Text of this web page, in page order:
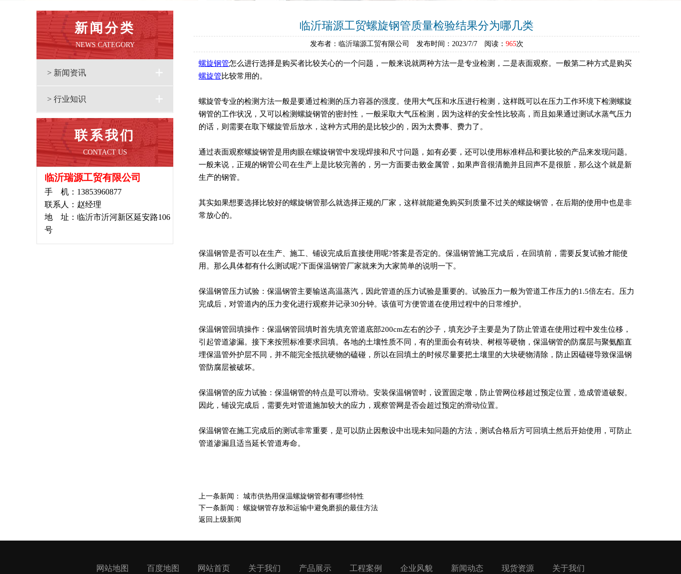
新闻分类
NEWS CATEGORY
> 新闻资讯
> 行业知识
联系我们
CONTACT US
临沂瑞源工贸有限公司
手 机：13853960877
联系人：赵经理
地 址：临沂市沂河新区延安路106
号
临沂瑞源工贸螺旋钢管质量检验结果分为哪几类
发布者：临沂瑞源工贸有限公司 发布时间：2023/7/7 阅读： 965次
螺旋钢管怎么进行选择是购买者比较关心的一个问题，一般来说就两种方法一是专业检测，二是表面观察。一般第二种方式是购买
螺旋管比较常用的。
螺旋管专业的检测方法一般是要通过检测的压力容器的强度。使用大气压和水压进行检测，这样既可以在压力工作环境下检测螺旋
钢管的工作状况，又可以检测螺旋钢管的密封性，一般采取大气压检测，因为这样的安全性比较高，而且如果通过测试水蒸气压力
的话，则需要在取下螺旋管后放水，这种方式用的是比较少的，因为太费事、费力了。
通过表面观察螺旋钢管是用肉眼在螺旋钢管中发现焊接和尺寸问题，如有必要，还可以使用标准样品和要比较的产品来发现问题。
一般来说，正规的钢管公司在生产上是比较完善的，另一方面要击败金属管，如果声音很清脆并且回声不是很脏，那么这个就是新
生产的钢管。
其实如果想要选择比较好的螺旋钢管那么就选择正规的厂家，这样就能避免购买到质量不过关的螺旋钢管，在后期的使用中也是非
常放心的。
保温钢管是否可以在生产、施工、铺设完成后直接使用呢?答案是否定的。保温钢管施工完成后，在回填前，需要反复试验才能使
用。那么具体都有什么测试呢?下面保温钢管厂家就来为大家简单的说明一下。
保温钢管压力试验：保温钢管主要输送高温蒸汽，因此管道的压力试验是重要的。试验压力一般为管道工作压力的1.5倍左右。压力
完成后，对管道内的压力变化进行观察并记录30分钟。该值可方便管道在使用过程中的日常维护。
保温钢管回填操作：保温钢管回填时首先填充管道底部200cm左右的沙子，填充沙子主要是为了防止管道在使用过程中发生位移，
引起管道渗漏。接下来按照标准要求回填。各地的土壤性质不同，有的里面会有砖块、树根等硬物，保温钢管的防腐层与聚氨酯直
埋保温管外护层不同，并不能完全抵抗硬物的磕碰，所以在回填土的时候尽量要把土壤里的大块硬物清除，防止因磕碰导致保温钢
管防腐层被破坏。
保温钢管的应力试验：保温钢管的特点是可以滑动。安装保温钢管时，设置固定墩，防止管网位移超过预定位置，造成管道破裂。
因此，铺设完成后，需要先对管道施加较大的应力，观察管网是否会超过预定的滑动位置。
保温钢管在施工完成后的测试非常重要，是可以防止因敷设中出现未知问题的方法，测试合格后方可回填土然后开始使用，可防止
管道渗漏且适当延长管道寿命。
上一条新闻： 城市供热用保温螺旋钢管都有哪些特性
下一条新闻： 螺旋钢管存放和运输中避免磨损的最佳方法
返回上级新闻
网站地图 百度地图 网站首页 关于我们 产品展示 工程案例 企业风貌 新闻动态 现货资源 关于我们